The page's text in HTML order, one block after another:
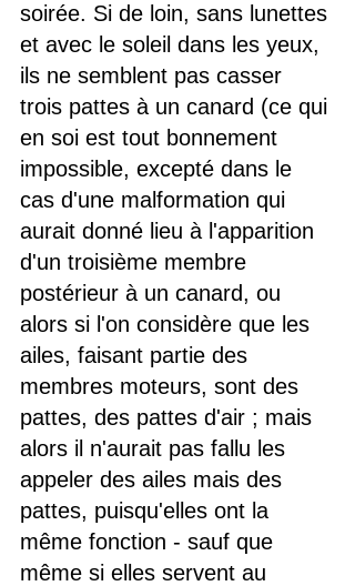
soirée. Si de loin, sans lunettes
et avec le soleil dans les yeux,
ils ne semblent pas casser
trois pattes à un canard (ce qui
en soi est tout bonnement
impossible, excepté dans le
cas d'une malformation qui
aurait donné lieu à l'apparition
d'un troisième membre
postérieur à un canard, ou
alors si l'on considère que les
ailes, faisant partie des
membres moteurs, sont des
pattes, des pattes d'air ; mais
alors il n'aurait pas fallu les
appeler des ailes mais des
pattes, puisqu'elles ont la
même fonction - sauf que
même si elles servent au